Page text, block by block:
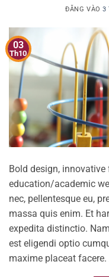
ĐĂNG VÀO3
03
Th10
Bold design,
education/academic
nec, pellentesque eu,
massa quis enim. Et
expedita distinctio.
est eligendi optio
maxime placeat